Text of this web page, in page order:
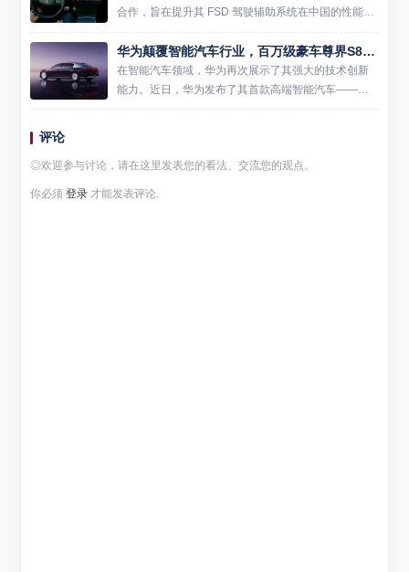
合作，旨在提升其 FSD 驾驶辅助系统在中国的性能表
现。然而，特斯拉随后对此消息进行了回应，表示暂
时没有与百度合作的相关消息。 报道指出，百度最近
几周派遣了一...
华为颠覆智能汽车行业，百万级豪车尊界S800搭载黑科技亮相
在智能汽车领域，华为再次展示了其强大的技术创新
能力。近日，华为发布了其首款高端智能汽车——尊
界S800，该车型搭载了包括途灵龙行平台在内的多项
评论
◎欢迎参与讨论，请在这里发表您的看法、交流您的观点。
你必须登录 才能发表评论.